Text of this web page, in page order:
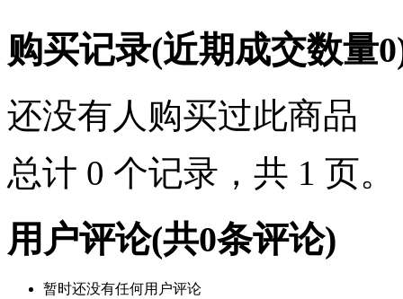
购买记录(近期成交数量0
还没有人购买过此商品
总计 0 个记录，共 1 页。
用户评论(共0条评论)
暂时还没有任何用户评论